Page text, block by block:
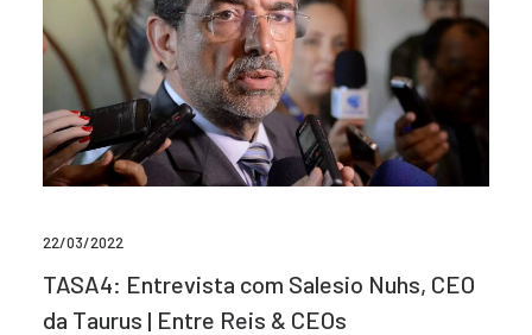
22/03/2022
TASA4: Entrevista com Salesio Nuhs, CEO
da Taurus | Entre Reis & CEOs